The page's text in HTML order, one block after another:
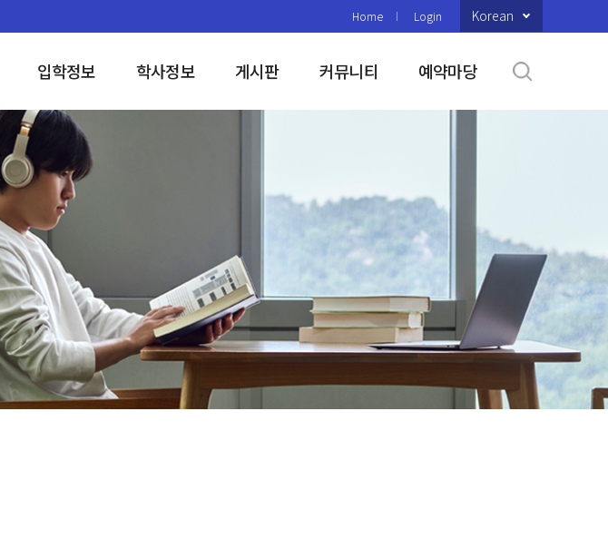
Home Login Korean
입학정보 학사정보 게시판 커뮤니티 예약마당